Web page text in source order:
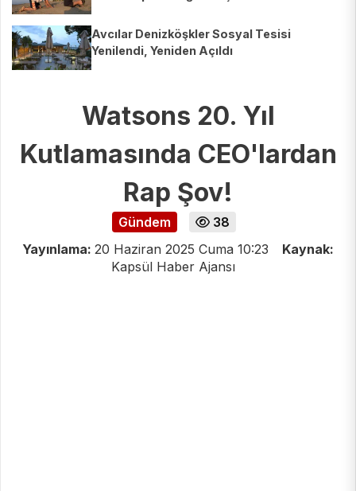
Avcılar Denizköşkler Sosyal Tesisi
Yenilendi, Yeniden Açıldı
Watsons 20. Yıl
Kutlamasında CEO'lardan
Rap Şov!
Gündem
38
Yayınlama: 20 Haziran 2025 Cuma 10:23
Kaynak:
Kapsül Haber Ajansı